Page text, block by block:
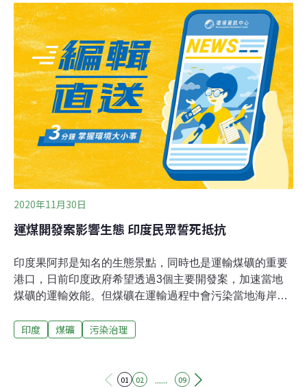
法煤礦、縣級政府所轄區域內1個月發現2處或以上非法煤
礦且沒有採取有效制止措施的，提請上級機關對政府主要
負責人及相關負責人給予處分。會議還要求嚴格對國有大
礦系統性監管監察，嚴禁地方政府和上級公司違背規律超
額下達產量指標；嚴格實行停產、關閉、整頓礦井等管控
措施，對納入關閉退出的煤礦，督促地方政府明確安全管
控責任。
2020年11月30日
運煤開發案影響生態 印度民眾誓死抵抗
印度果阿邦是知名的生態景點，同時也是運輸煤礦的重要
港口，日前印度政府希望透過3個主要開發案，加速當地
煤礦的運輸效能。但煤礦在運輸過程中會污染當地海岸，
《英國廣播公司》報導，果阿邦當地唯一的港口MPT每年
輸效能，將以拓展高速公路、鐵軌雙線化與設立新輸電系
印度 煤礦 污染治理
01 02 ...... 09